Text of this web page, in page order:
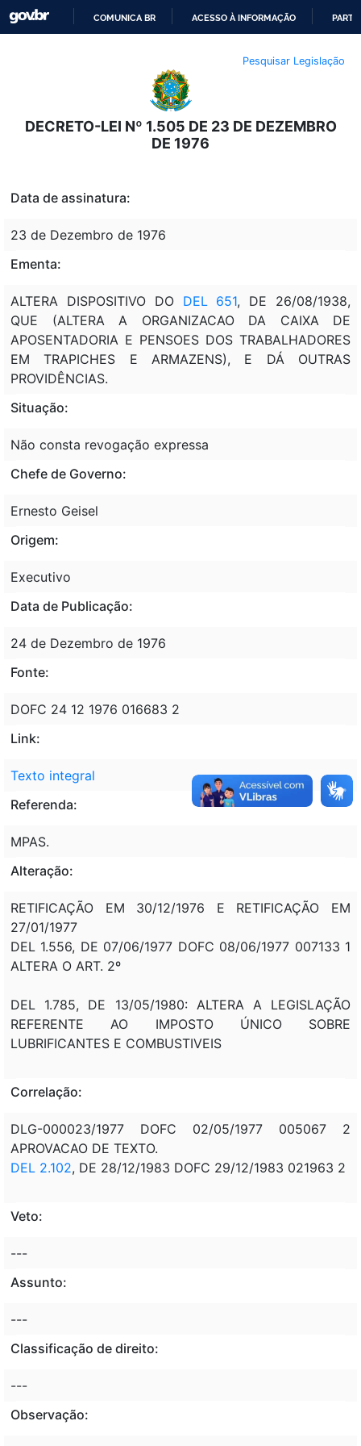
O
CONTEÚDO
COMUNICA BR ACESSO À INFORMAÇÃO
Pesquisar Legislação
DECRETO-LEI Nº 1.505 DE 23 DE DEZEMBRO
DE 1976
Data de assinatura:
23 de Dezembro de 1976
Ementa:
ALTERA DISPOSITIVO DO DEL 651, DE 26/08/1938,
QUE (ALTERA A ORGANIZACAO DA CAIXA DE
APOSENTADORIA E PENSOES DOS TRABALHADORES
EM TRAPICHES E ARMAZENS), E DÁ OUTRAS
PROVIDÊNCIAS.
Situação:
Não consta revogação expressa
Chefe de Governo:
Ernesto Geisel
Origem:
Executivo
Data de Publicação:
24 de Dezembro de 1976
Fonte:
DOFC 24 12 1976 016683 2
Link:
Texto integral
Referenda:
MPAS.
Alteração:
RETIFICAÇÃO EM 30/12/1976 E RETIFICAÇÃO EM
27/01/1977
DEL 1.556, DE 07/06/1977 DOFC 08/06/1977 007133 1
ALTERA O ART. 2º
DEL 1.785, DE 13/05/1980: ALTERA A LEGISLAÇÃO
REFERENTE AO IMPOSTO ÚNICO SOBRE
LUBRIFICANTES E COMBUSTIVEIS
Correlação:
DLG-000023/1977 DOFC 02/05/1977 005067 2
APROVACAO DE TEXTO.
DEL 2.102, DE 28/12/1983 DOFC 29/12/1983 021963 2
Veto:
---
Assunto:
---
Classificação de direito:
---
Observação: